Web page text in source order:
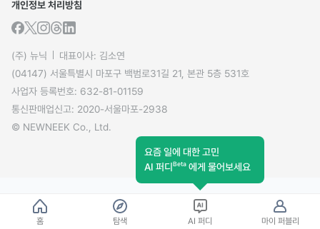
개인정보 처리방침
(주) 뉴닉
대표이사: 김소연
(04147) 서울특별시 마포구 백범로31길 21, 본관 5층 531호
사업자 등록번호: 632-81-01159
통신판매업신고: 2020-서울마포-2938
© NEWNEEK Co., Ltd.
홈 탐색
요즘 일에 대한 고민
AI 퍼디Beta 에게 물어보세요
AI 퍼디 마이 퍼블리